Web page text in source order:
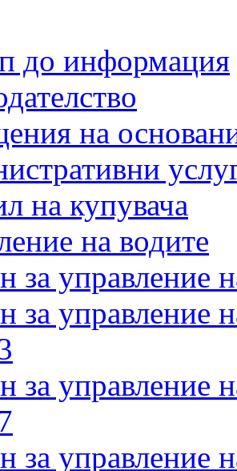
до информация
на
на купувача
на водите
за управление
за управление
за управление
за управление